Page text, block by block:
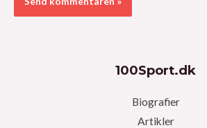
100Sport.dk
Biografier
Artikler